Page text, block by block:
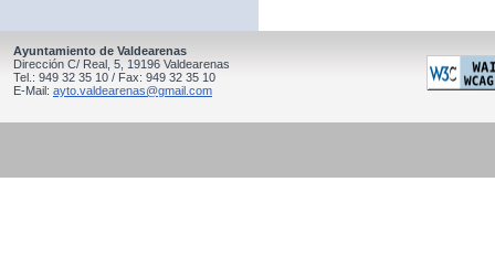
Ayuntamiento de Valdearenas
Dirección C/ Real, 5, 19196 Valdearenas
Tel.: 949 32 35 10 / Fax: 949 32 35 10
E-Mail: ayto.valdearenas@gmail.com